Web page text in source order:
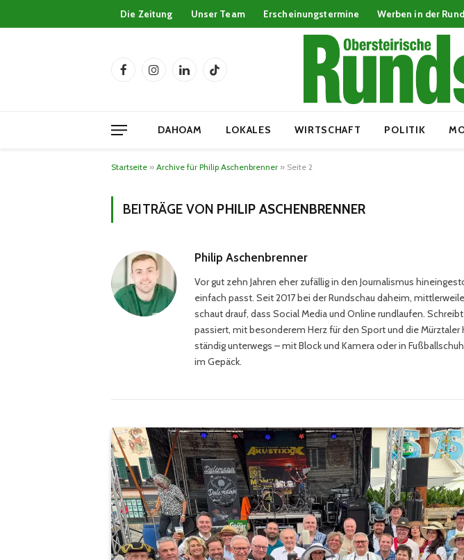
Die Zeitung Unser Team Erscheinungstermine Werben in der
FacebookInstagramLinkedInTikTok
DAHOAM LOKALES WIRTSCHAFT POLITIK
Startseite » Archive für Philip Aschenbrenner » Seite 2
BEITRÄGE VON PHILIP ASCHENBRENNER
Philip Aschenbrenner
Vor gut zehn Jahren eher zufällig in den Journalismus
einfach passt. Seit 2017 bei der Rundschau daheim,
schaut drauf, dass Social Media und Online rundlaufen.
passiert, mit besonderem Herz für den Sport und die Mürztaler
ständig unterwegs – mit Block und Kamera oder in
im Gepäck.